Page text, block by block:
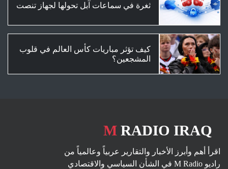
ثغرة في سماعات آبل تحولها لجهاز تنصت
كيف تؤثر مباريات كأس العالم في قلوب
المشجعين؟
M RADIO IRAQ
اقرأ أهم وأبرز الأخبار والتقارير عربياً وعالمياً من
راديو M Radio في الشأن السياسي والاقتصادي